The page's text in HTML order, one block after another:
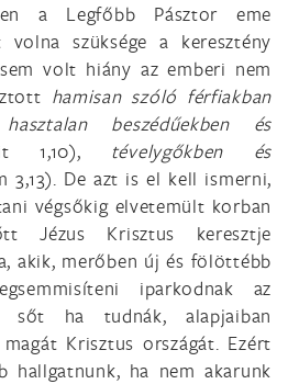
a Legfőbb Pásztor eme
szüksége a keresztény
volt hiány az emberi nem
hamisan szóló férfiakban
hasztalan beszédűekben és
1,10), tévelygőkben és
3,13). De azt is el kell ismerni,
végsőkig elvetemült korban
Jézus Krisztus keresztje
akik, merőben új és fölöttébb
iparkodnak az
sőt ha tudnák, alapjaiban
Krisztus országát. Ezért
hallgatnunk, ha nem akarunk